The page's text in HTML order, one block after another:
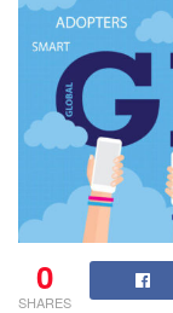
0
SHARES